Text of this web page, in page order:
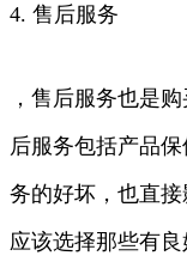
4. 售后服务
，售后服务也是
后服务包括产品
务的好坏，也直接
应该选择那些有